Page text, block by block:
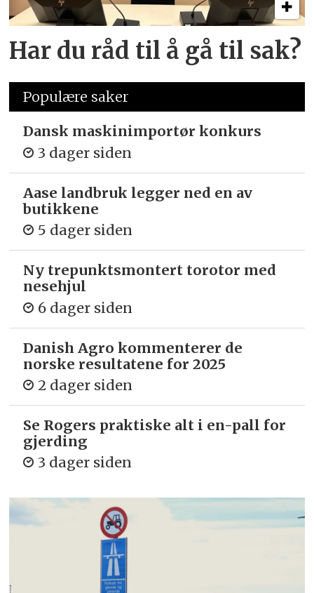
Har du råd til å gå til sak?
Populære saker
Dansk maskinimportør konkurs
3 dager siden
Aase landbruk legger ned en av
butikkene
5 dager siden
Ny trepunkts­montert torotor med
nesehjul
6 dager siden
Danish Agro kommenterer de
norske resultatene for 2025
2 dager siden
Se Rogers praktiske alt i en-pall for
gjerding
3 dager siden